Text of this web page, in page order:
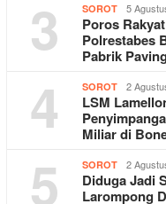
3 SOROT 5
Poros
Polrestabes
Pabrik
4 SOROT 2
LSM
Miliar di
5 SOROT 2
Diduga Jadi
Larompong